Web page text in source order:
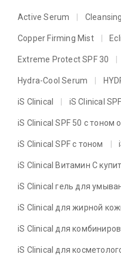
Active Serum
Copper Firming Mist
Extreme Protect SPF 30
Hydra-Cool Serum
iS Clinical iS Clinical
iS Clinical SPF 50 с тоном
iS Clinical SPF с тоном
iS Clinical Витамин C
iS Clinical гель для
iS Clinical для жирной
iS Clinical для
iS Clinical для